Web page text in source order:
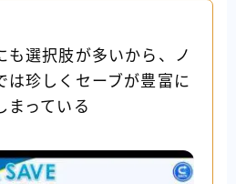
も選択肢が多いから、ノ
は珍しくセーブが豊富に
まっている